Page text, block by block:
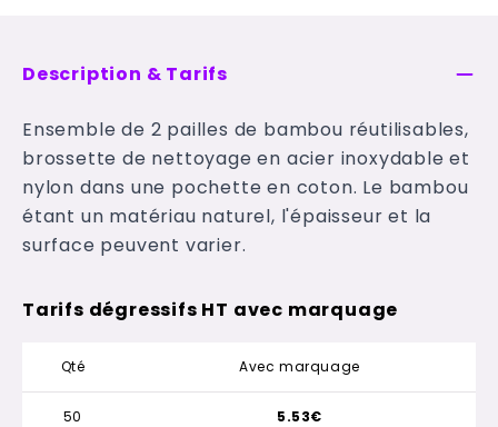
Description & Tarifs
Ensemble de 2 pailles de bambou réutilisables,
brossette de nettoyage en acier inoxydable et
nylon dans une pochette en coton. Le bambou
étant un matériau naturel, l'épaisseur et la
surface peuvent varier.
Tarifs dégressifs HT avec marquage
Qté Avec marquage
50 5.53€